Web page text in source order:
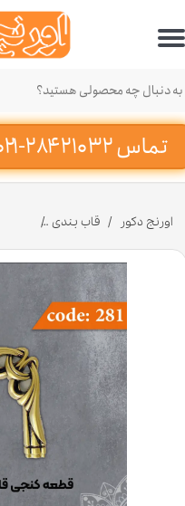
تماس ۳۲ ۲۱۰ ۲۸۴-۰۲۱‌
حساب کاربری من
تغییر گذر واژه
سفارشات
خروج از حساب کاربری
اورنج دکور قاب بندی